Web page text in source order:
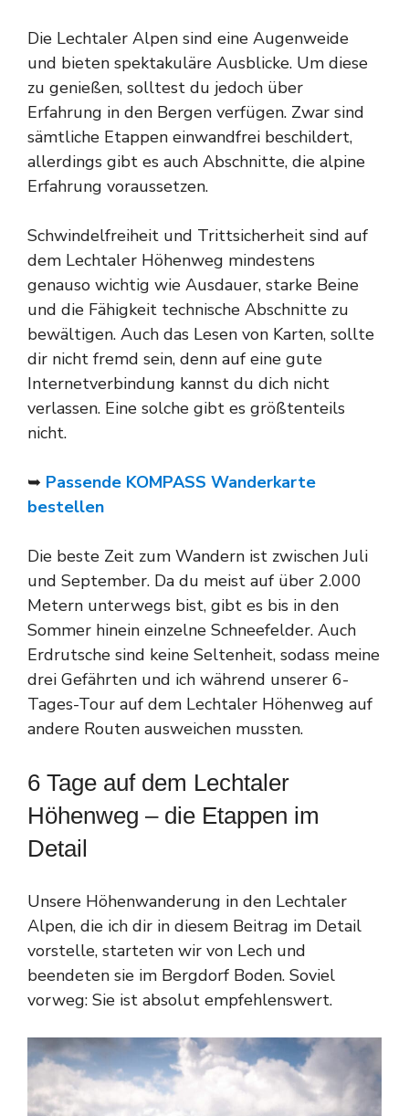
Die Lechtaler Alpen sind eine Augenweide
und bieten spektakuläre Ausblicke. Um diese
zu genießen, solltest du jedoch über
Erfahrung in den Bergen verfügen. Zwar sind
sämtliche Etappen einwandfrei beschildert,
allerdings gibt es auch Abschnitte, die alpine
Erfahrung voraussetzen.
Schwindelfreiheit und Trittsicherheit sind auf
dem Lechtaler Höhenweg mindestens
genauso wichtig wie Ausdauer, starke Beine
und die Fähigkeit technische Abschnitte zu
bewältigen. Auch das Lesen von Karten, sollte
dir nicht fremd sein, denn auf eine gute
Internetverbindung kannst du dich nicht
verlassen. Eine solche gibt es größtenteils
nicht.
➥ Passende KOMPASS Wanderkarte
bestellen
Die beste Zeit zum Wandern ist zwischen Juli
und September. Da du meist auf über 2.000
Metern unterwegs bist, gibt es bis in den
Sommer hinein einzelne Schneefelder. Auch
Erdrutsche sind keine Seltenheit, sodass meine
drei Gefährten und ich während unserer 6-
Tages-Tour auf dem Lechtaler Höhenweg auf
andere Routen ausweichen mussten.
6 Tage auf dem Lechtaler
Höhenweg – die Etappen im
Detail
Unsere Höhenwanderung in den Lechtaler
Alpen, die ich dir in diesem Beitrag im Detail
vorstelle, starteten wir von Lech und
beendeten sie im Bergdorf Boden. Soviel
vorweg: Sie ist absolut empfehlenswert.